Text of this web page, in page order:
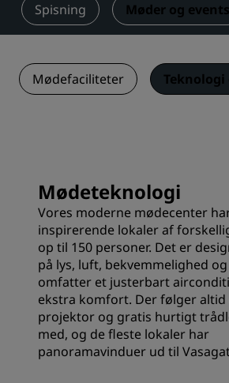
Spisning Møder og events
Mødefaciliteter
Mødeteknologi
Vores moderne mødecenter
inspirerende lokaler af
op til 150 personer. Det er
på lys, luft, bekvemmelighed
omfatter et justerbart
ekstra komfort. Der følger altid
projektor og gratis hurtigt
med, og de fleste lokaler har
panoramavinduer ud til